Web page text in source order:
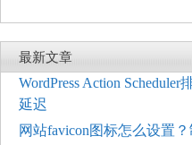
最新文章
WordPress Action
延迟
网站favicon图标怎么设置